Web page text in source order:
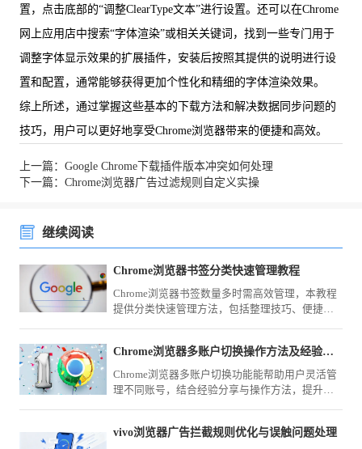
置，点击底部的“调整ClearType文本”进行设置。还可以在Chrome
网上应用店中搜索“字体渲染”或相关关键词，找到一些专门用于
调整字体显示效果的扩展插件，安装后按照其提供的说明进行设
置和配置，通常能够获得更加个性化和精细的字体渲染效果。
综上所述，通过掌握这些基本的下载方法和解决数据同步问题的
技巧，用户可以更好地享受Chrome浏览器带来的便捷和高效。
上一篇：Google Chrome下载插件版本冲突如何处理
下一篇：Chrome浏览器广告过滤规则自定义实操
继续阅读
Chrome浏览器书签分类快速管理教程
Chrome浏览器书签数量多时需高效管理，本教程
提供分类快速管理方法，包括整理技巧、便捷访
Chrome浏览器多账户切换操作方法及经验分享
Chrome浏览器多账户切换功能能帮助用户灵活管
理不同账号，结合经验分享与操作方法，提升使
vivo浏览器广告拦截规则优化与误触问题处理